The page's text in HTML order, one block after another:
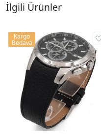
İlgili Ürünler
Kargo
Bedava